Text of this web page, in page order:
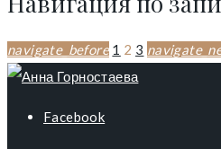
navigate_before 1 2 3
Facebook